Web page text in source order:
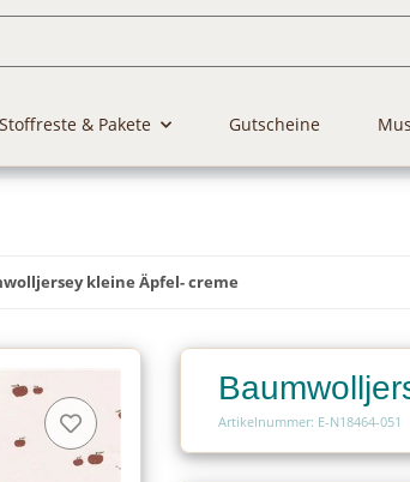
Stoffreste & Pakete Gutscheine
kleine Äpfel- creme
Artikelnummer: E-N18464-051